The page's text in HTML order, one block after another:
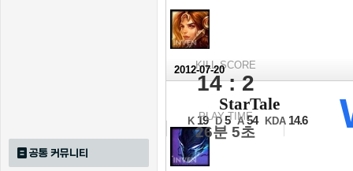
공통 커뮤니티
KILL SCORE
14 : 2
PLAY TIME
26분 5초
2012-07-20
16강 C조 5경기
StarTale
K 19 D 5 A 54 KDA 14.6